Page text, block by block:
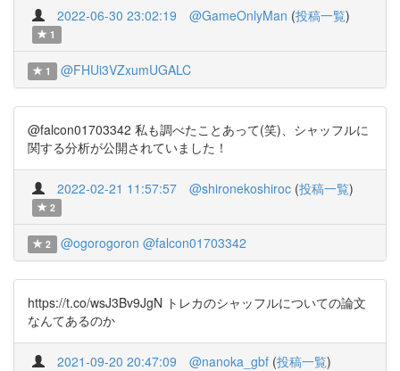
2022-06-30 23:02:19 @GameOnlyMan (投稿一覧)
1
1 @FHUi3VZxumUGALC
@falcon01703342 私も調べたことあって(笑)、シャッフルに
関する分析が公開されていました！
2022-02-21 11:57:57 @shironekoshiroc (投稿一覧)
2
2 @ogorogoron @falcon01703342
https://t.co/wsJ3Bv9JgN トレカのシャッフルについての論文
なんてあるのか
2021-09-20 20:47:09 @nanoka_gbf (投稿一覧)